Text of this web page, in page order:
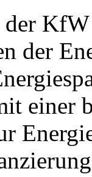
der
der
einer